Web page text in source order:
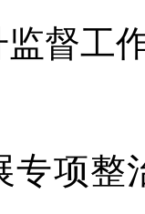
督工
整治